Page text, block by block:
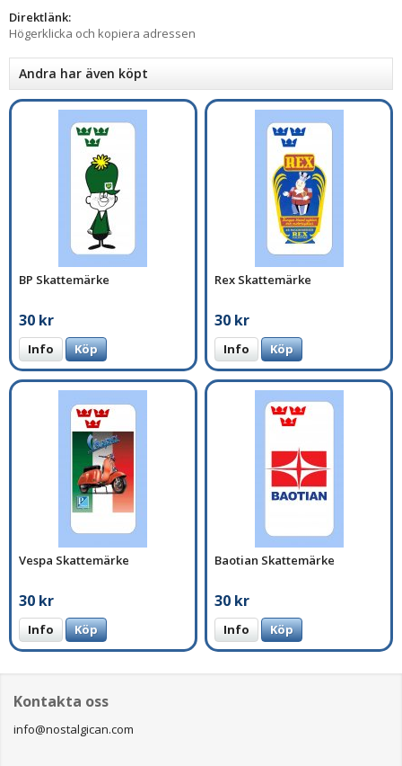
Direktlänk:
Högerklicka och kopiera adressen
Andra har även köpt
BP Skattemärke
30 kr
Info Köp
Rex Skattemärke
30 kr
Info Köp
Vespa Skattemärke
30 kr
Info Köp
Baotian Skattemärke
30 kr
Info Köp
Kontakta oss
info@nostalgican.com